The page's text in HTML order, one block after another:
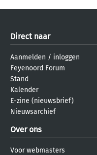
Direct naar
Aanmelden / inloggen
Feyenoord Forum
Stand
Kalender
E-zine (nieuwsbrief)
Nieuwsarchief
Over ons
Voor webmasters